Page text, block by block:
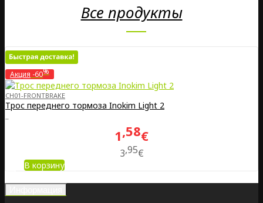
Все продукты
Акция -60%
CH01-FRONTBRAKE
Трос переднего тормоза Inokim Light 2
..
1 58€
3 95€
В корзину